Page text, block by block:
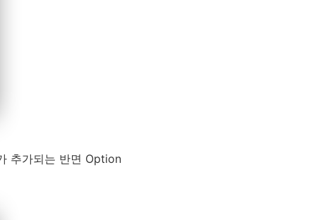
추가되는 반면 Option